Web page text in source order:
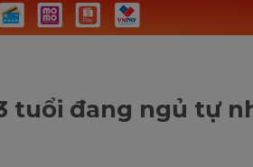
tuổi đang ngủ tự